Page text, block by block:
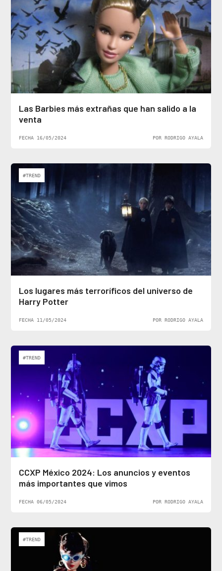
Las Barbies más extrañas que han salido a la
venta
FECHA 16/05/2024 POR RODRIGO AYALA
#TREND
Los lugares más terroríficos del universo de
Harry Potter
FECHA 11/05/2024 POR RODRIGO AYALA
#TREND
CCXP México 2024: Los anuncios y eventos
más importantes que vimos
FECHA 06/05/2024 POR RODRIGO AYALA
#TREND